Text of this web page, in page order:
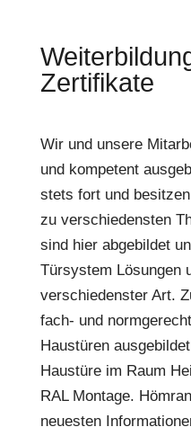
Zertifikate
Wir und unsere
und kompetent
stets fort und
zu verschiedensten
sind hier abgebildet
Türsystem Lösungen
verschiedenster Art.
fach- und
Haustüren
Haustüre im Raum
RAL Montage.
neuesten